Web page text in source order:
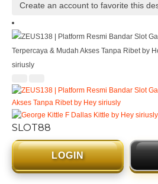
Create an account to favorite this
SLOT88
LOGIN